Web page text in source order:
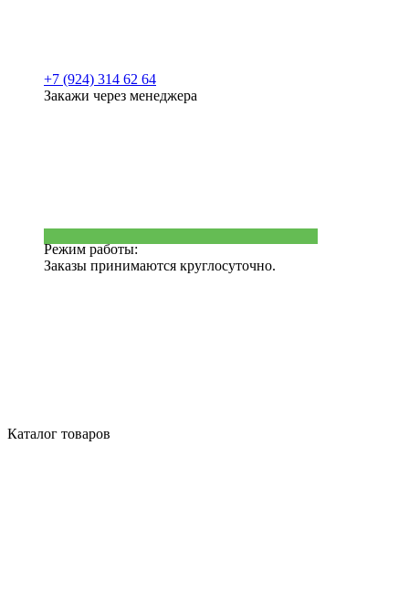
+7 (924) 314 62 64
Закажи через менеджера
Режим работы:
Заказы принимаются круглосуточно.
Каталог товаров